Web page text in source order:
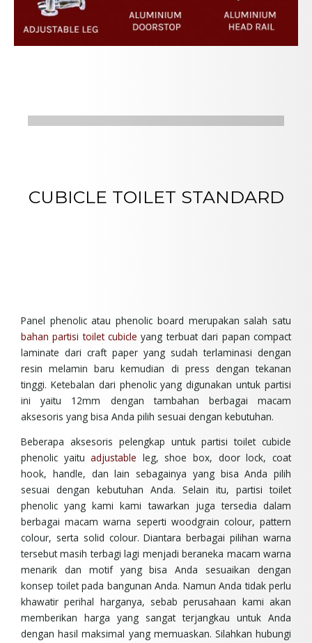
CUBICLE TOILET STANDARD
Panel phenolic atau phenolic board merupakan salah satu
bahan partisi toilet cubicle yang terbuat dari papan compact
laminate dari craft paper yang sudah terlaminasi dengan
resin melamin baru kemudian di press dengan tekanan
tinggi. Ketebalan dari phenolic yang digunakan untuk partisi
ini yaitu 12mm dengan tambahan berbagai macam
aksesoris yang bisa Anda pilih sesuai dengan kebutuhan.
Beberapa aksesoris pelengkap untuk partisi toilet cubicle
phenolic yaitu adjustable leg, shoe box, door lock, coat
hook, handle, dan lain sebagainya yang bisa Anda pilih
sesuai dengan kebutuhan Anda. Selain itu, partisi toilet
phenolic yang kami kami tawarkan juga tersedia dalam
berbagai macam warna seperti woodgrain colour, pattern
colour, serta solid colour. Diantara berbagai pilihan warna
tersebut masih terbagi lagi menjadi beraneka macam warna
menarik dan motif yang bisa Anda sesuaikan dengan
konsep toilet pada bangunan Anda. Namun Anda tidak perlu
khawatir perihal harganya, sebab perusahaan kami akan
memberikan harga yang sangat terjangkau untuk Anda
dengan hasil maksimal yang memuaskan. Silahkan hubungi